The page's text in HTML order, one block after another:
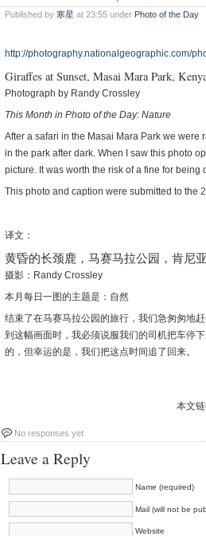
Published by 寒星 at 23:55 under Photo of the Day
http://photography.nationalgeographic.com/
Giraffes at Sunset, Masai Mara Park,
Photograph by Randy Crossley
This Month in Photo of the Day: Nature
After a safari in the Masai Mara Park we
in the park after dark. When I saw this photo
picture. It was worth the risk of a fine for
This photo and caption were submitted to the
译文：
黄昏的长颈鹿，马赛马拉公园，肯尼亚
摄影：Randy Crossley
本月每日一图的主题是：自然
结束了在马赛马拉公园的旅行，我们急匆匆地
到这幅画面时，我必须说服我们的司机把车停
的，但幸运的是，我们把这点时间追了回来。
本文链
No responses yet
Leave a Reply
Name (required)
Mail (will not be
Website